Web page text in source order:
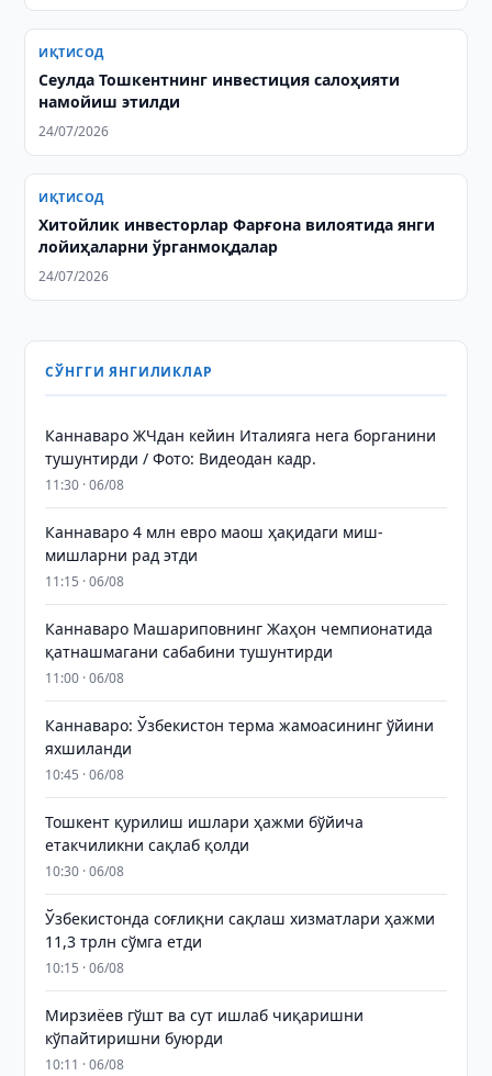
ИҚТИСОД
Сеулда Тошкентнинг инвестиция салоҳияти
намойиш этилди
24/07/2026
ИҚТИСОД
Хитойлик инвесторлар Фарғона вилоятида янги
лойиҳаларни ўрганмоқдалар
24/07/2026
СЎНГГИ ЯНГИЛИКЛАР
Каннаваро ЖЧдан кейин Италияга нега борганини
тушунтирди / Фото: Видеодан кадр.
11:30 · 06/08
Каннаваро 4 млн евро маош ҳақидаги миш-
мишларни рад этди
11:15 · 06/08
Каннаваро Машариповнинг Жаҳон чемпионатида
қатнашмагани сабабини тушунтирди
11:00 · 06/08
Каннаваро: Ўзбекистон терма жамоасининг ўйини
яхшиланди
10:45 · 06/08
Тошкент қурилиш ишлари ҳажми бўйича
етакчиликни сақлаб қолди
10:30 · 06/08
Ўзбекистонда соғлиқни сақлаш хизматлари ҳажми
11,3 трлн сўмга етди
10:15 · 06/08
Мирзиёев гўшт ва сут ишлаб чиқаришни
кўпайтиришни буюрди
10:11 · 06/08